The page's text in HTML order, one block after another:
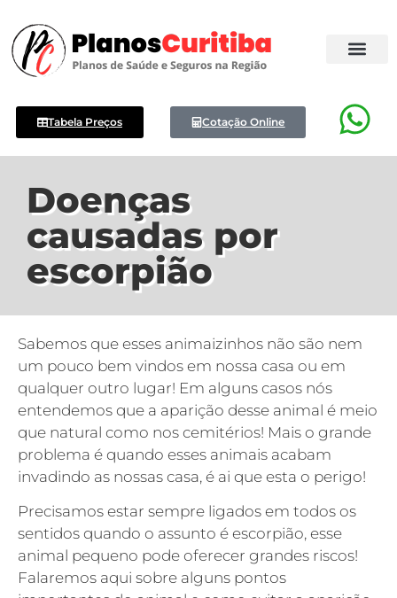
Tabela Preços Cotação Online
Doenças
causadas por
escorpião
Sabemos que esses animaizinhos não são nem
um pouco bem vindos em nossa casa ou em
qualquer outro lugar! Em alguns casos nós
entendemos que a aparição desse animal é meio
que natural como nos cemitérios! Mais o grande
problema é quando esses animais acabam
invadindo as nossas casa, é ai que esta o perigo!
Precisamos estar sempre ligados em todos os
sentidos quando o assunto é escorpião, esse
animal pequeno pode oferecer grandes riscos!
Falaremos aqui sobre alguns pontos